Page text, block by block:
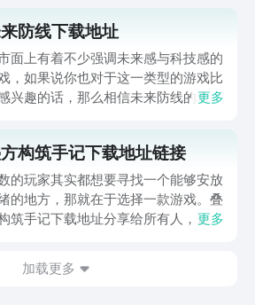
防线下载地址
面上有着不少强调未来感与科技感的
，如果说你也对于这一类型的游戏比
兴趣的话，那么相信未来防线的名字
接，在最近这款游戏的热度非常之
无论是先进前卫的背景设定，还是紧
趣的战斗玩法，都吸引着不少同学的
，你是否也想要提前进行预约，方便
更多
构筑手记下载地址链接
的玩家其实都想要寻找一个能够安放
的地方，那就在于选择一款游戏。叠
筑手记下载地址分享给所有人，这一
。如果大家想要下载这款游戏，其实方
更多
加载更多